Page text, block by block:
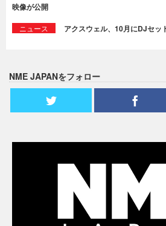
映像が公開
ニュース アクスウェル、10月にDJセッ
NME JAPANをフォロー